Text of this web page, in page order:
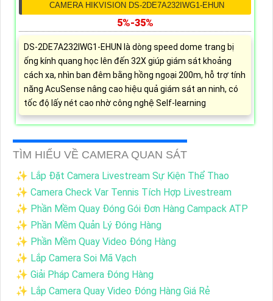
CAMERA HIKVISION DS-2DE7A232IWG1-EHUN
5%-35%
DS-2DE7A232IWG1-EHUN là dòng speed dome trang bị
ống kính quang học lên đến 32X giúp giám sát khoảng
cách xa, nhìn ban đêm bằng hồng ngoại 200m, hỗ trợ tính
năng AcuSense nâng cao hiệu quả giám sát an ninh, có
tốc độ lấy nét cao nhờ công nghệ Self-learning
TÌM HIỂU VỀ CAMERA QUAN SÁT
✨ Lắp Đặt Camera Livestream Sự Kiện Thể Thao
✨ Camera Check Var Tennis Tích Hợp Livestream
✨ Phần Mềm Quay Đóng Gói Đơn Hàng Campack ATP
✨ Phần Mềm Quản Lý Đóng Hàng
✨ Phần Mềm Quay Video Đóng Hàng
✨ Lắp Camera Soi Mã Vạch
✨ Giải Pháp Camera Đóng Hàng
✨ Lắp Camera Quay Video Đóng Hàng Giá Rẻ